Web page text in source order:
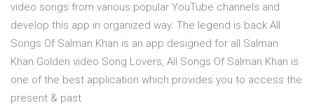
video songs from various popular YouTube channels and
develop this app in organized way. The legend is back All
Songs Of Salman Khan is an app designed for all Salman
Khan Golden video Song Lovers, All Songs Of Salman Khan is
one of the best application which provides you to access the
present & past